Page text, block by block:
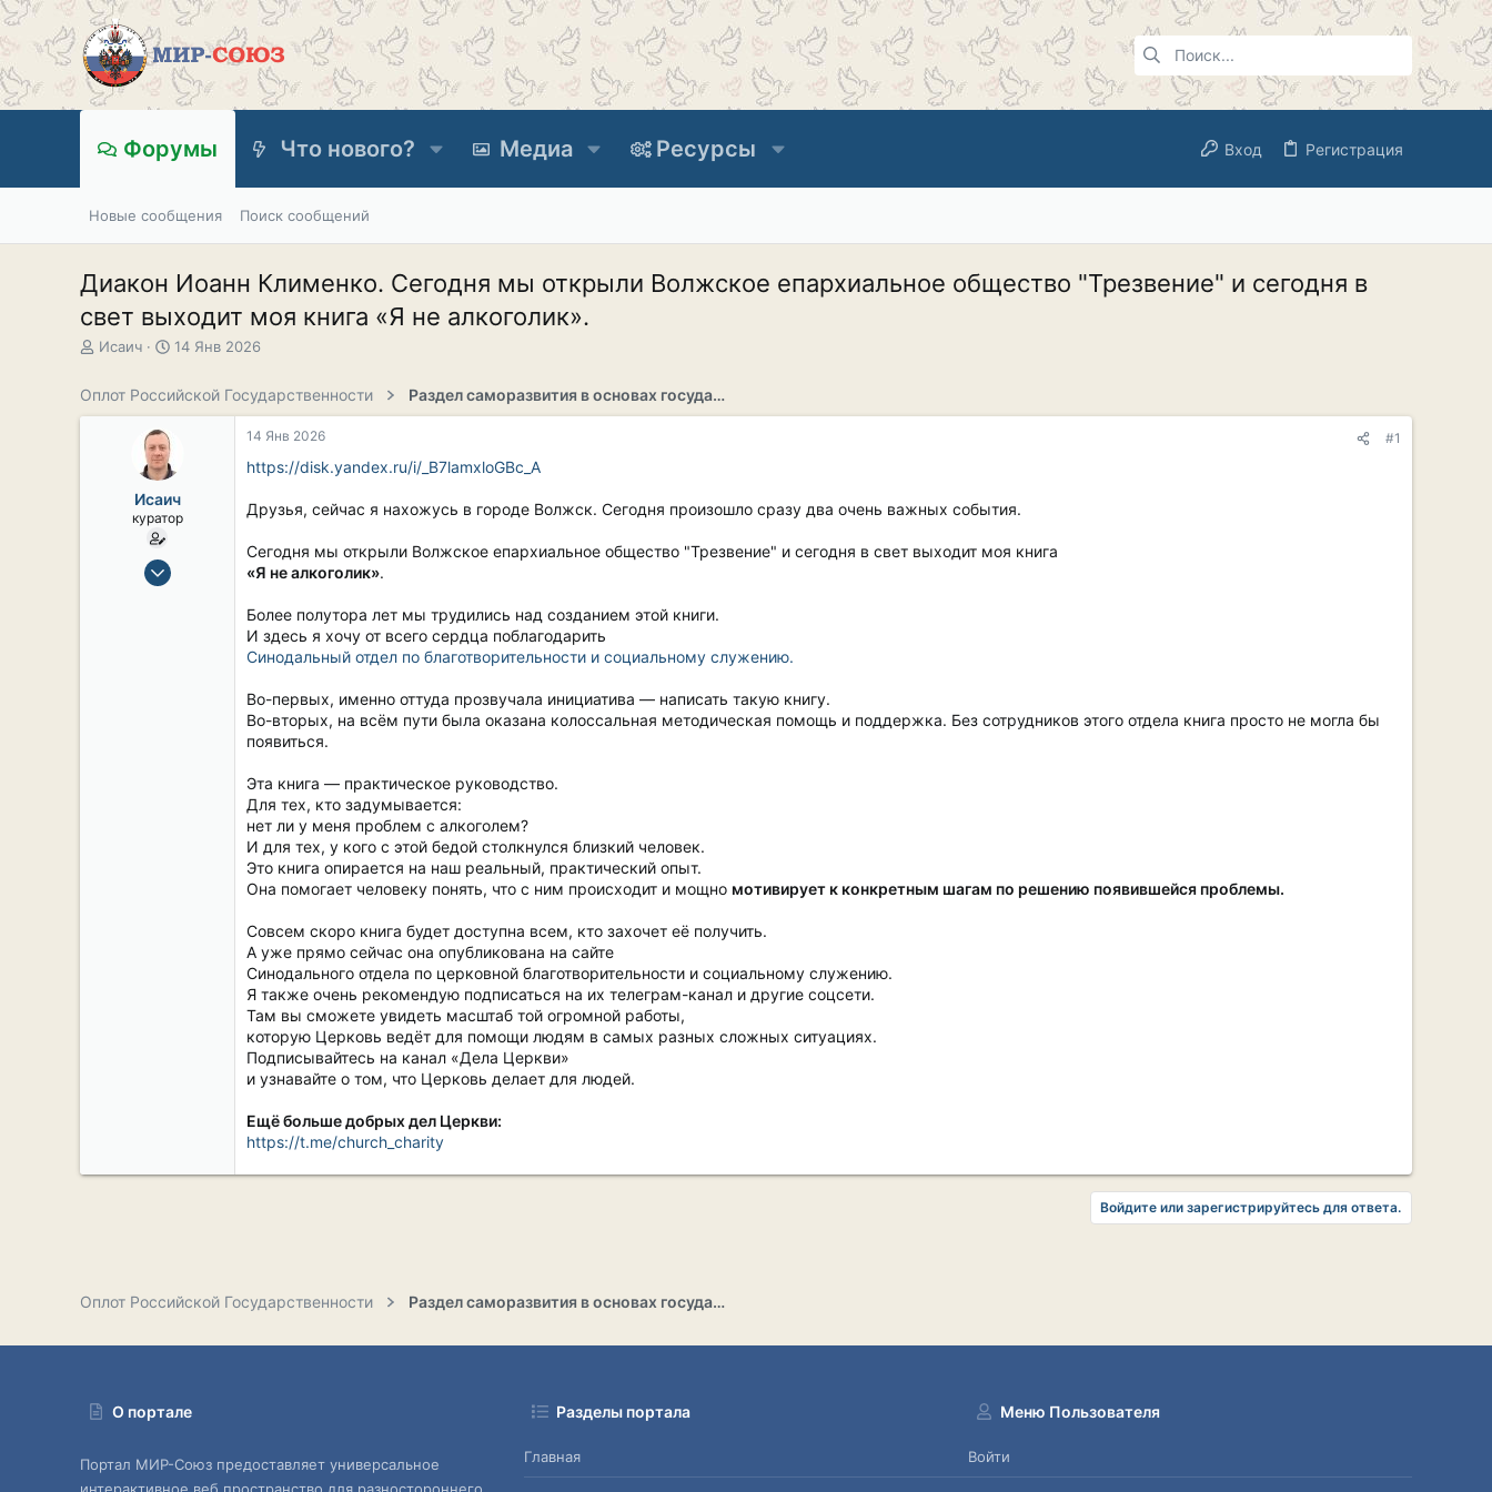
Форумы Что нового? Медиа Ресурсы Вход Регистрация
Новые сообщения Поиск сообщений
Диакон Иоанн Клименко. Сегодня мы открыли Волжское епархиальное общество "Трезвение" и сегодня в
свет выходит моя книга «Я не алкоголик».
А
о
Исаич
Д
а
л
а
14 Янв 2026
Оплот Российской Государственности Раздел саморазвития в основах государственности
Исаич
куратор
15 Сен 2019
14 Янв 2026 #1
https://disk.yandex.ru/i/_B7lamxloGBc_A
Друзья, сейчас я нахожусь в городе Волжск. Сегодня произошло сразу два очень важных события.
Сегодня мы открыли Волжское епархиальное общество "Трезвение" и сегодня в свет выходит моя книга
«Я не алкоголик».
Более полутора лет мы трудились над созданием этой книги.
И здесь я хочу от всего сердца поблагодарить
Синодальный отдел по благотворительности и социальному служению.
Во-первых, именно оттуда прозвучала инициатива — написать такую книгу.
Во-вторых, на всём пути была оказана колоссальная методическая помощь и поддержка. Без сотрудников этого отдела книга просто не могла бы
появиться.
Эта книга — практическое руководство.
Для тех, кто задумывается:
нет ли у меня проблем с алкоголем?
И для тех, у кого с этой бедой столкнулся близкий человек.
Это книга опирается на наш реальный, практический опыт.
Она помогает человеку понять, что с ним происходит и мощно мотивирует к конкретным шагам по решению появившейся проблемы.
Совсем скоро книга будет доступна всем, кто захочет её получить.
А уже прямо сейчас она опубликована на сайте
Синодального отдела по церковной благотворительности и социальному служению.
Я также очень рекомендую подписаться на их телеграм-канал и другие соцсети.
Там вы сможете увидеть масштаб той огромной работы,
которую Церковь ведёт для помощи людям в самых разных сложных ситуациях.
Подписывайтесь на канал «Дела Церкви»
и узнавайте о том, что Церковь делает для людей.
Ещё больше добрых дел Церкви:
https://t.me/church_charity
Войдите или зарегистрируйтесь для ответа.
Оплот Российской Государственности Раздел саморазвития в основах государственности
О портале
Портал МИР-Союз предоставляет универсальное
Разделы портала
Главная
Меню Пользователя
Войти